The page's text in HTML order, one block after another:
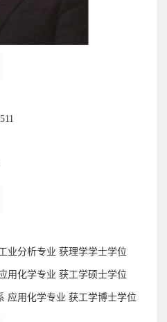
业分析专业 获理学学士学位
用化学专业 获工学硕士学位
应用化学专业 获工学博士学位